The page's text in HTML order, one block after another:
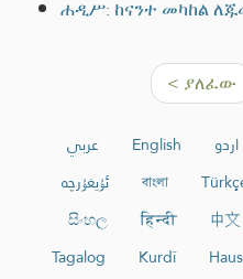
ሐዲሥ: ከናንተ መካከል
< ያለፈው
عربي English اردو
ئۇيغۇرچە
বাংলা
සිංහල
हिन्दी 中文
Tagalog
Kurdî